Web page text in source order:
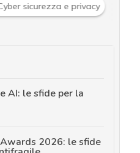
sicurezza e privacy
AI: le sfide per la
2026: le sfide